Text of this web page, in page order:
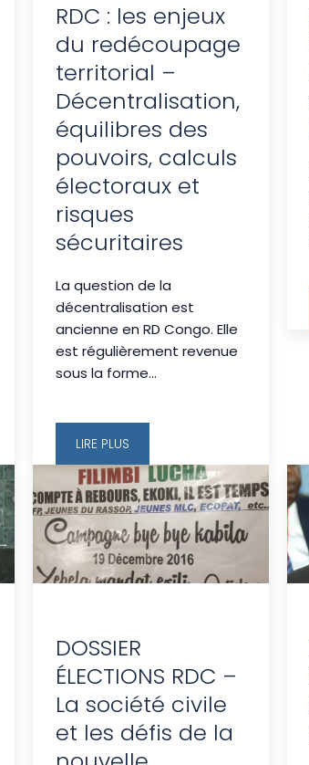
RDC : les enjeux
du redécoupage
territorial –
Décentralisation,
équilibres des
pouvoirs, calculs
électoraux et
risques
sécuritaires
La question de la
décentralisation est
ancienne en RD Congo. Elle
est régulièrement revenue
sous la forme...
LIRE PLUS
DOSSIER
ÉLECTIONS RDC –
La société civile
et les défis de la